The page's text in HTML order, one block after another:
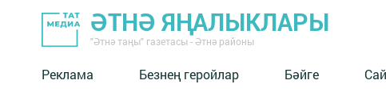
ӘТНӘ ЯҢАЛЫКЛАРЫ
"Әтнә таңы" газетасы - Әтнә районы
Реклама Безнең геройлар Бәйге